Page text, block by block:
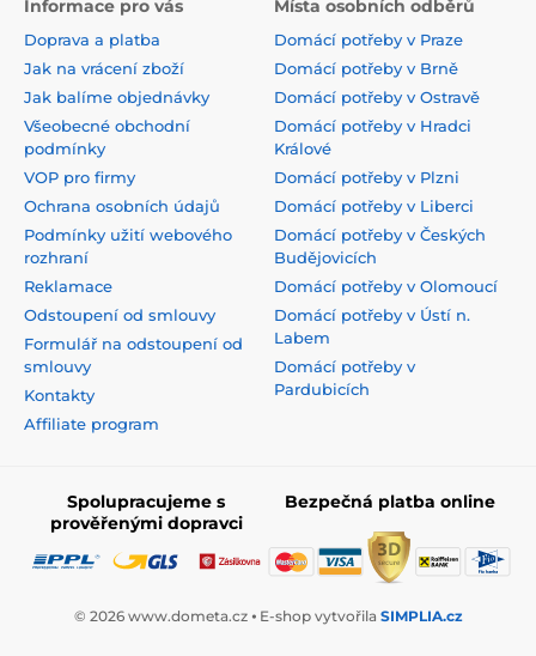
Informace pro vás
Doprava a platba
Jak na vrácení zboží
Jak balíme objednávky
Všeobecné obchodní
podmínky
VOP pro firmy
Ochrana osobních údajů
Podmínky užití webového
rozhraní
Reklamace
Odstoupení od smlouvy
Formulář na odstoupení od
smlouvy
Kontakty
Affiliate program
Místa osobních odběrů
Domácí potřeby v Praze
Domácí potřeby v Brně
Domácí potřeby v Ostravě
Domácí potřeby v Hradci
Králové
Domácí potřeby v Plzni
Domácí potřeby v Liberci
Domácí potřeby v Českých
Budějovicích
Domácí potřeby v Olomoucí
Domácí potřeby v Ústí n.
Labem
Domácí potřeby v
Pardubicích
Spolupracujeme s
prověřenými dopravci
Bezpečná platba online
© 2026 www.dometa.cz ⦁ E-shop vytvořila SIMPLIA.cz